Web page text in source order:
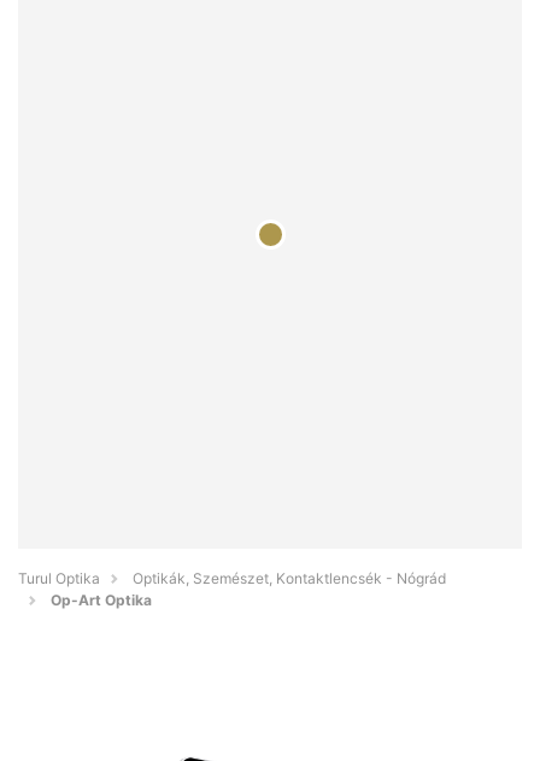
Turul Optika
Optikák, Szemészet, Kontaktlencsék - Nógrád
Op-Art Optika